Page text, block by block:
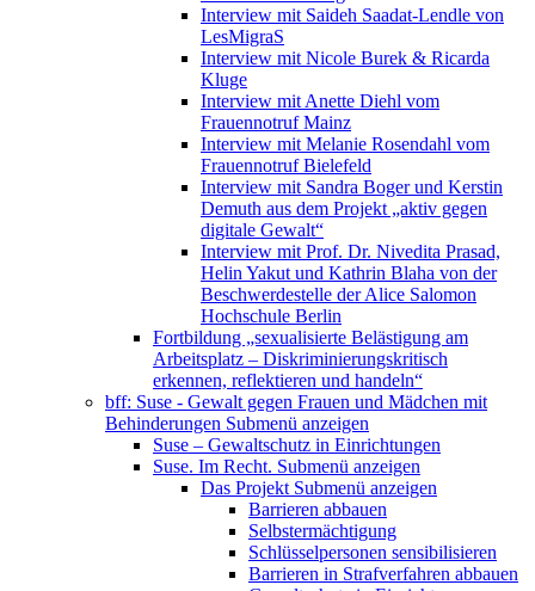
Interview mit Saideh Saadat-Lendle von
LesMigraS
Interview mit Nicole Burek & Ricarda
Kluge
Interview mit Anette Diehl vom
Frauennotruf Mainz
Interview mit Melanie Rosendahl vom
Frauennotruf Bielefeld
Interview mit Sandra Boger und Kerstin
Demuth aus dem Projekt „aktiv gegen
digitale Gewalt“
Interview mit Prof. Dr. Nivedita Prasad,
Helin Yakut und Kathrin Blaha von der
Beschwerdestelle der Alice Salomon
Hochschule Berlin
Fortbildung „sexualisierte Belästigung am
Arbeitsplatz – Diskriminierungskritisch
erkennen, reflektieren und handeln“
bff: Suse - Gewalt gegen Frauen und Mädchen mit
Behinderungen Submenü anzeigen
Suse – Gewaltschutz in Einrichtungen
Suse. Im Recht. Submenü anzeigen
Das Projekt Submenü anzeigen
Barrieren abbauen
Selbstermächtigung
Schlüsselpersonen sensibilisieren
Barrieren in Strafverfahren abbauen